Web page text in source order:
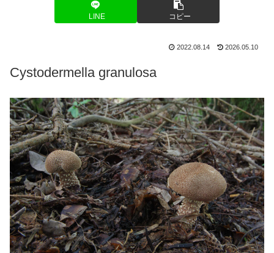
LINE コピー
2022.08.14 2026.05.10
Cystodermella granulosa